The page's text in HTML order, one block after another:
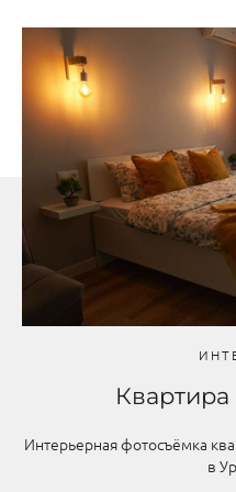
Интерьерная фотосъёмка
в